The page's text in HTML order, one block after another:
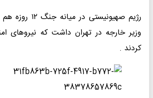
رژیم صهیونیستی
وزیر خارجه در تهران داشت که نیروهای
کردند .